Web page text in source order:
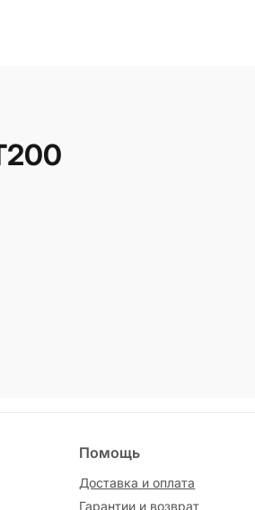
Помощь
Доставка и оплата
Гарантии и возврат